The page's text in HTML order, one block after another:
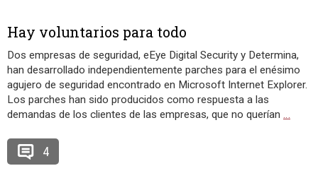
Hay voluntarios para todo
Dos empresas de seguridad, eEye Digital Security y Determina,
han desarrollado independientemente parches para el enésimo
agujero de seguridad encontrado en Microsoft Internet Explorer.
Los parches han sido producidos como respuesta a las
demandas de los clientes de las empresas, que no querían …
4